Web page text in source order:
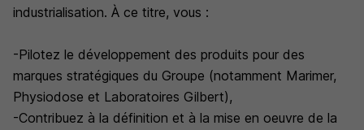
industrialisation. À ce titre, vous :
-Pilotez le développement des produits pour des
marques stratégiques du Groupe (notamment Marimer,
Physiodose et Laboratoires Gilbert),
-Contribuez à la définition et à la mise en oeuvre de la